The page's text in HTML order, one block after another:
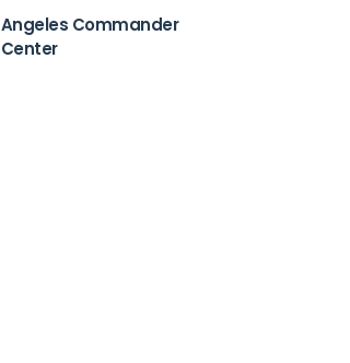
Angeles Commander
Center